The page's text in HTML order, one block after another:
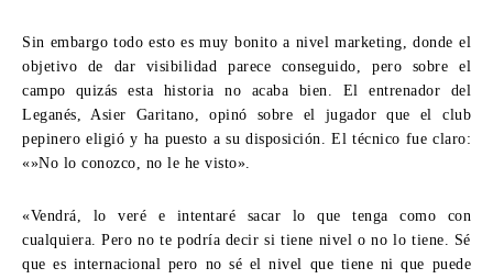
Sin embargo todo esto es muy bonito a nivel marketing, donde el
objetivo de dar visibilidad parece conseguido, pero sobre el
campo quizás esta historia no acaba bien. El entrenador del
Leganés,Asier Garitano, opinó sobre el jugador que el club
pepinero eligió y ha puesto a su disposición. El técnico fue claro:
«»No lo conozco, no le he visto».
«Vendrá, lo veré e intentaré sacar lo que tenga como con
cualquiera. Pero no te podría decir si tiene nivel o no lo tiene. Sé
que es internacional pero no sé el nivel que tiene ni que puede